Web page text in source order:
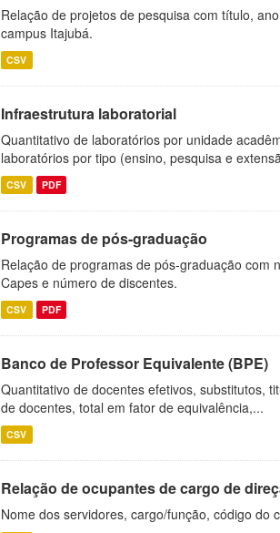
Relação de projetos de pesquisa com título,
campus Itajubá.
CSV
Infraestrutura laboratorial
Quantitativo de laboratórios por unidade
laboratórios por tipo (ensino, pesquisa e
CSV PDF
Programas de pós-graduação
Relação de programas de pós-graduação com
Capes e número de discentes.
CSV PDF
Banco de Professor Equivalente (BPE)
Quantitativo de docentes efetivos, substitutos,
de docentes, total em fator de equivalência,...
CSV
Relação de ocupantes de cargo de
Nome dos servidores, cargo/função, código do